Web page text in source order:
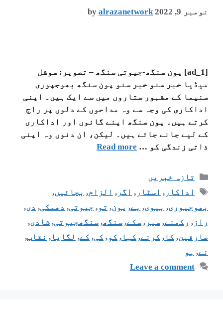
نومبر 9, 2022 by alrazanetwork
[ad_1] پون سنگھ-جیوتی سنگھ – تصویر: سوشل
میڈیا خبر سنو خبر سنو پون سنگھ بھوجپوری
سنیما کے مشہور ستاروں میں سے ایک ہیں۔ اپنی
اداکاری کی وجہ سے وہ مداحوں کے دلوں پر راج
کرتے ہیں۔ پون سنگھ اپنے گانوں اور اداکاری
کے لیے جانے جاتے ہیں۔ لیکن، ان دنوں وہ اپنی
ذاتی زندگی کو … Read more
تازہ خبریں
اداکار, اسٹار, اگر, الزام, بچائیں,
بھوجپوری, بیوی, بے, پون, تو, جیوتی, دھمکی, دی,
راز , رکھنے, سپر , سکے, سنگھ, سنگھجیوتی, شادی,
صارفین, کا , کرنے, کہا , کو, کی, کے, لگایا , نقاب,
نے, ہو
Leave a comment